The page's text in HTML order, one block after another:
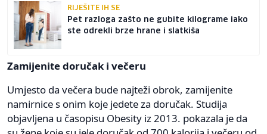
RIJEŠITE IH SE
Pet razloga zašto ne gubite kilograme iako
ste odrekli brze hrane i slatkiša
Zamijenite doručak i večeru
Umjesto da večera bude najteži obrok, zamijenite
namirnice s onim koje jedete za doručak. Studija
objavljena u časopisu Obesity‌ iz 2013. pokazala je da